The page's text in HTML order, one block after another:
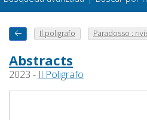
Il poligrafo Paradosso :
Abstracts
2023 - Il Poligrafo